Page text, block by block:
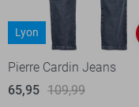
Lyon
Pierre Cardin Jeans
65,95 109,99